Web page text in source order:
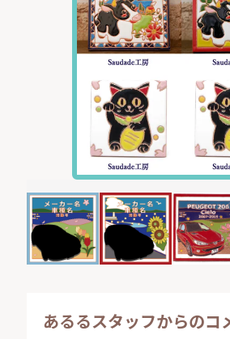
あるるスタッフからのコ